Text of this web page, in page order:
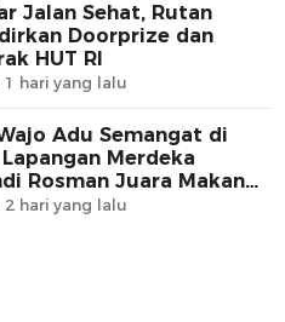
Jalan Sehat, Rutan
Doorprize dan
HUT RI
1 hari yang lalu
Adu Semangat di
Merdeka
Rosman Juara Makan
2 hari yang lalu